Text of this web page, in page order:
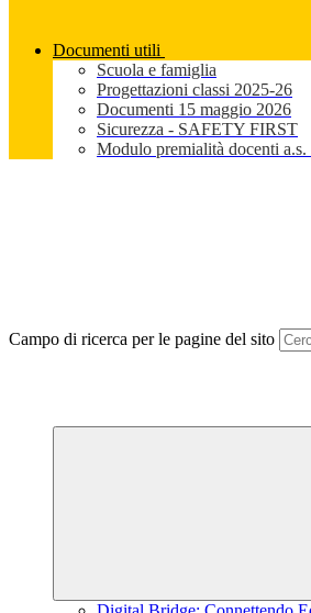
Documenti utili
Scuola e famiglia
Progettazioni classi 2025-26
Documenti 15 maggio 2026
Sicurezza - SAFETY FIRST
Modulo premialità docenti
Campo di ricerca per le pagine del sito